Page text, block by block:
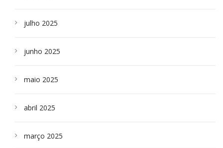
julho 2025
junho 2025
maio 2025
abril 2025
março 2025